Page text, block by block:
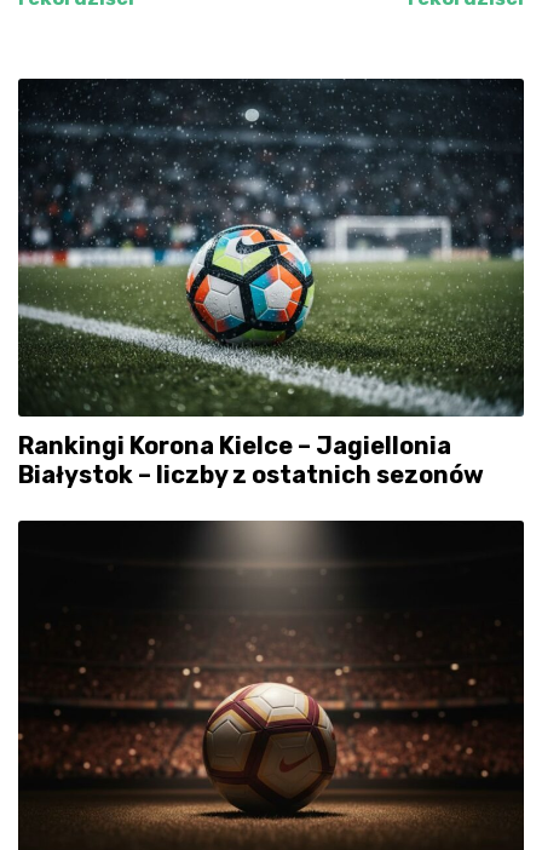
Rankingi Korona Kielce – Jagiellonia
Białystok – liczby z ostatnich sezonów